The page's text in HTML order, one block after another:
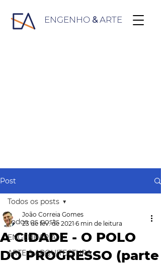
ENGENHO &ARTE
Post
Todos os posts
ENGENHARIA
ARTE & ARQUITECTURA
Todos os posts
A CIDADE - O POLO
DO PROGRESSO (parte
João Correia Gomes
23 de fev. de 2021 6 min de leitura